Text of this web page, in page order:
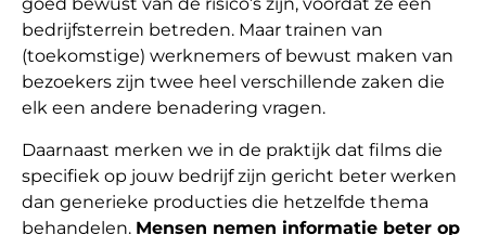
bedrijfsterrein betreden. Maar trainen van
(toekomstige) werknemers of bewust maken van
bezoekers zijn twee heel verschillende zaken die
elk een andere benadering vragen.
Daarnaast merken we in de praktijk dat films die
specifiek op jouw bedrijf zijn gericht beter werken
dan generieke producties die hetzelfde thema
behandelen. Mensen nemen informatie beter op